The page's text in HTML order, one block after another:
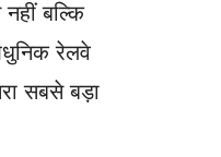
बल्कि
रेलवे
सबसे बड़ा